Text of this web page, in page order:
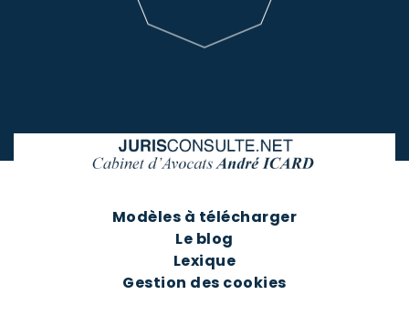
Modèles à télécharger
Le blog
Lexique
Gestion des cookies